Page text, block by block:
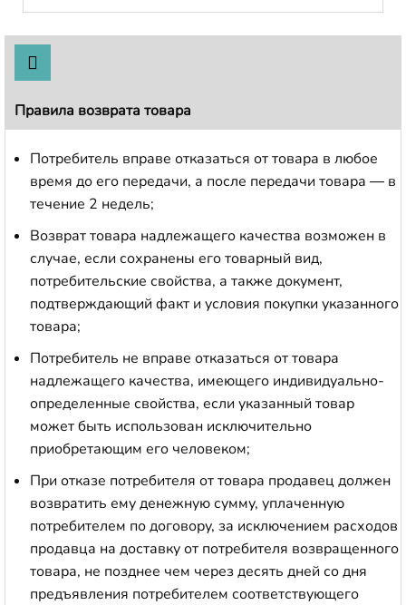
Правила возврата товара
Потребитель вправе отказаться от товара в любое
время до его передачи, а после передачи товара — в
течение 2 недель;
Возврат товара надлежащего качества возможен в
случае, если сохранены его товарный вид,
потребительские свойства, а также документ,
подтверждающий факт и условия покупки указанного
товара;
Потребитель не вправе отказаться от товара
надлежащего качества, имеющего индивидуально-
определенные свойства, если указанный товар
может быть использован исключительно
приобретающим его человеком;
При отказе потребителя от товара продавец должен
возвратить ему денежную сумму, уплаченную
потребителем по договору, за исключением расходов
продавца на доставку от потребителя возвращенного
товара, не позднее чем через десять дней со дня
предъявления потребителем соответствующего